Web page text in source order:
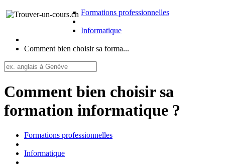
Formations professionnelles
Informatique
Comment bien choisir sa forma...
Comment bien choisir sa
formation informatique ?
Formations professionnelles
Informatique